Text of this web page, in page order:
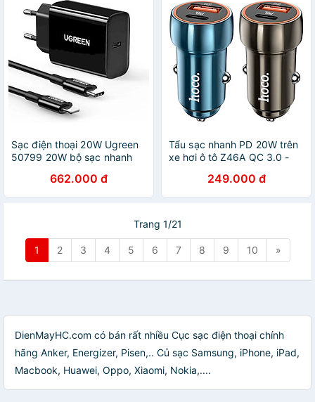
Sạc điện thoại 20W Ugreen
50799 20W bộ sạc nhanh
đen CD137 - HÀNG CHÍNH
HÃNG
662.000 đ
Tẩu sạc nhanh PD 20W trên
xe hơi ô tô Z46A QC 3.0 -
249.000 đ
Trang 1/21
1 2 3 4 5 6 7 8 9 10 »
DienMayHC.com có bán rất nhiều Cục sạc điện thoại chính
hãng Anker, Energizer, Pisen,.. Củ sạc Samsung, iPhone, iPad,
Macbook, Huawei, Oppo, Xiaomi, Nokia,....